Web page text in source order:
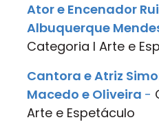
Ator e Encenador
Albuquerque
Categoria I Arte e
Cantora e Atriz
Macedo e Oliveira -
Arte e Espetáculo